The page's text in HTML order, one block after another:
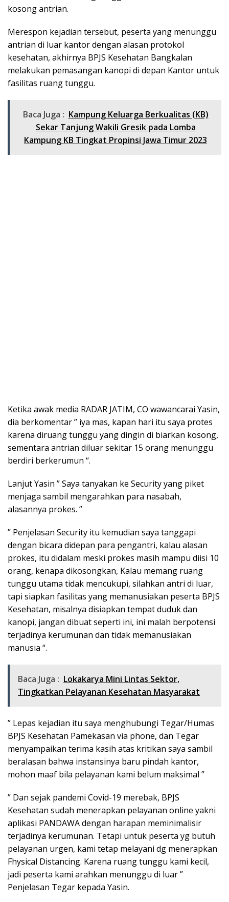
kosong antrian.
Merespon kejadian tersebut, peserta yang menunggu
antrian di luar kantor dengan alasan protokol
kesehatan, akhirnya BPJS Kesehatan Bangkalan
melakukan pemasangan kanopi di depan Kantor untuk
fasilitas ruang tunggu.
Baca Juga : Kampung Keluarga Berkualitas (KB)
Sekar Tanjung Wakili Gresik pada Lomba
Kampung KB Tingkat Propinsi Jawa Timur 2023
Ketika awak media RADAR JATIM, CO wawancarai Yasin,
dia berkomentar ” iya mas, kapan hari itu saya protes
karena diruang tunggu yang dingin di biarkan kosong,
sementara antrian diluar sekitar 15 orang menunggu
berdiri berkerumun “.
Lanjut Yasin ” Saya tanyakan ke Security yang piket
menjaga sambil mengarahkan para nasabah,
alasannya prokes. ”
” Penjelasan Security itu kemudian saya tanggapi
dengan bicara didepan para pengantri, kalau alasan
prokes, itu didalam meski prokes masih mampu diisi 10
orang, kenapa dikosongkan, Kalau memang ruang
tunggu utama tidak mencukupi, silahkan antri di luar,
tapi siapkan fasilitas yang memanusiakan peserta BPJS
Kesehatan, misalnya disiapkan tempat duduk dan
kanopi, jangan dibuat seperti ini, ini malah berpotensi
terjadinya kerumunan dan tidak memanusiakan
manusia “.
Baca Juga : Lokakarya Mini Lintas Sektor,
Tingkatkan Pelayanan Kesehatan Masyarakat
” Lepas kejadian itu saya menghubungi Tegar/Humas
BPJS Kesehatan Pamekasan via phone, dan Tegar
menyampaikan terima kasih atas kritikan saya sambil
beralasan bahwa instansinya baru pindah kantor,
mohon maaf bila pelayanan kami belum maksimal ”
” Dan sejak pandemi Covid-19 merebak, BPJS
Kesehatan sudah menerapkan pelayanan online yakni
aplikasi PANDAWA dengan harapan meminimalisir
terjadinya kerumunan. Tetapi untuk peserta yg butuh
pelayanan urgen, kami tetap melayani dg menerapkan
Fhysical Distancing. Karena ruang tunggu kami kecil,
jadi peserta kami arahkan menunggu di luar ”
Penjelasan Tegar kepada Yasin.